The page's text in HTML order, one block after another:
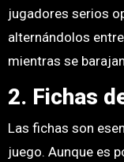
jugadores serios
alternándolos
mientras se
2. Fichas
Las fichas son
juego. Aunque es